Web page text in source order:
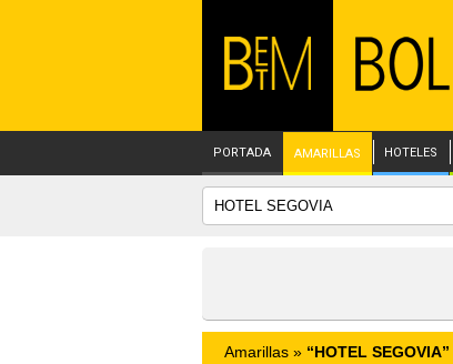
PORTADA AMARILLAS HOTELES
Amarillas » “HOTEL SEGOVIA”